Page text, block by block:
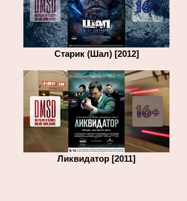
Старик (Шал) [2012]
Ликвидатор [2011]